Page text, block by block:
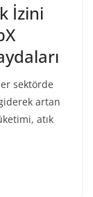
İzini
sektörde
artan
atık